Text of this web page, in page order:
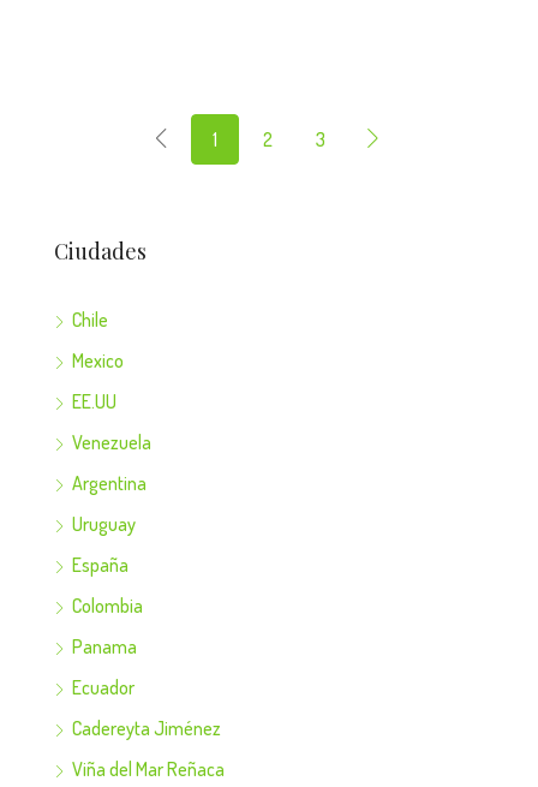
1 2 3
Ciudades
Chile
Mexico
EE.UU
Venezuela
Argentina
Uruguay
España
Colombia
Panama
Ecuador
Cadereyta Jiménez
Viña del Mar Reñaca